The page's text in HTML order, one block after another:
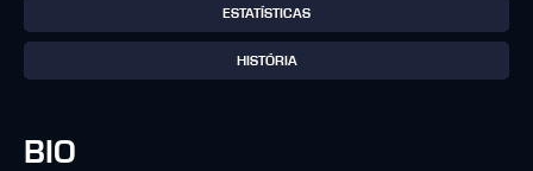
ESTATÍSTICAS
HISTÓRIA
BIO